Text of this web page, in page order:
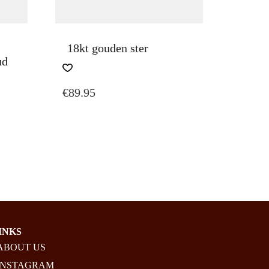
18kt gouden ster
€89.95
US